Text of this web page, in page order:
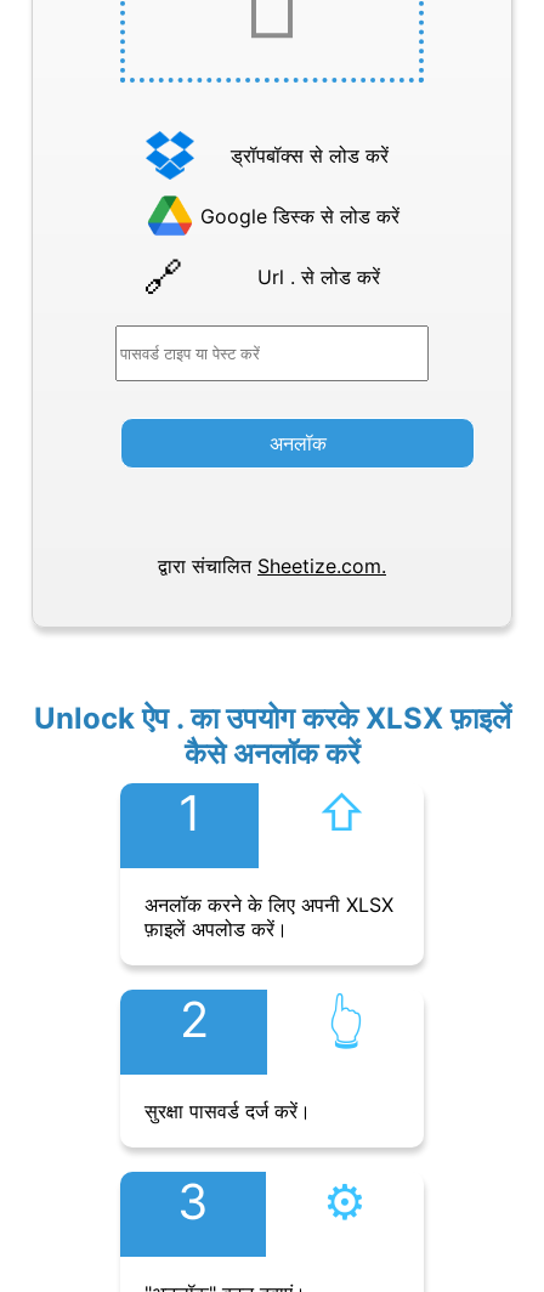
ड्रॉपबॉक्स से लोड करें
Google डिस्क से लोड करें
Url . से लोड करें
अनलॉक
द्वारा संचालित Sheetize.com.
Unlock ऐप . का उपयोग करके XLSX फ़ाइलें
कैसे अनलॉक करें
1 ⇧︎
अनलॉक करने के लिए अपनी XLSX
फ़ाइलें अपलोड करें।
2 👆︎
सुरक्षा पासवर्ड दर्ज करें।
3 ⚙︎